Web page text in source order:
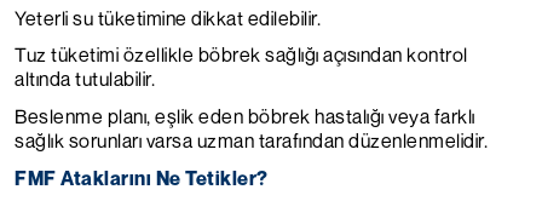
Yeterli su tüketimine dikkat edilebilir.
Tuz tüketimi özellikle böbrek sağlığı açısından kontrol
altında tutulabilir.
Beslenme planı, eşlik eden böbrek hastalığı veya farklı
sağlık sorunları varsa uzman tarafından düzenlenmelidir.
FMF Ataklarını Ne Tetikler?